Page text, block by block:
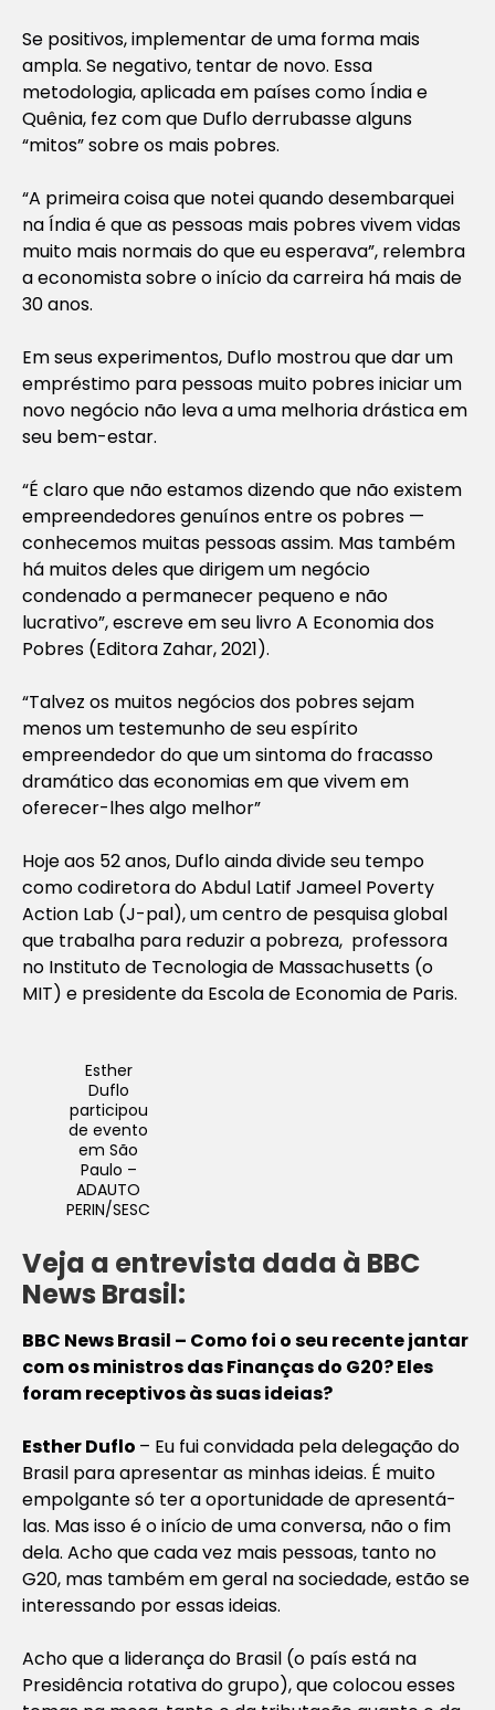
Se positivos, implementar de uma forma mais
ampla. Se negativo, tentar de novo. Essa
metodologia, aplicada em países como Índia e
Quênia, fez com que Duflo derrubasse alguns
“mitos” sobre os mais pobres.
“A primeira coisa que notei quando desembarquei
na Índia é que as pessoas mais pobres vivem vidas
muito mais normais do que eu esperava”, relembra
a economista sobre o início da carreira há mais de
30 anos.
Em seus experimentos, Duflo mostrou que dar um
empréstimo para pessoas muito pobres iniciar um
novo negócio não leva a uma melhoria drástica em
seu bem-estar.
“É claro que não estamos dizendo que não existem
empreendedores genuínos entre os pobres —
conhecemos muitas pessoas assim. Mas também
há muitos deles que dirigem um negócio
condenado a permanecer pequeno e não
lucrativo”, escreve em seu livroA Economia dos
Pobres (Editora Zahar, 2021).
“Talvez os muitos negócios dos pobres sejam
menos um testemunho de seu espírito
empreendedor do que um sintoma do fracasso
dramático das economias em que vivem em
oferecer-lhes algo melhor”
Hoje aos 52 anos, Duflo ainda divide seu tempo
como codiretora do Abdul Latif Jameel Poverty
Action Lab (J-pal), um centro de pesquisa global
que trabalha para reduzir a pobreza, ​ professora
no Instituto de Tecnologia de Massachusetts (o
MIT) e presidente da Escola de Economia de Paris.
Esther
Duflo
participou
de evento
em São
Paulo –
ADAUTO
PERIN/SESC
Veja a entrevista dada à BBC
News Brasil:
BBC News Brasil – Como foi o seu recente jantar
com os ministros das Finanças do G20? Eles
foram receptivos às suas ideias?
Esther Duflo – Eu fui convidada pela delegação do
Brasil para apresentar as minhas ideias. É muito
empolgante só ter a oportunidade de apresentá-
las. Mas isso é o início de uma conversa, não o fim
dela. Acho que cada vez mais pessoas, tanto no
G20, mas também em geral na sociedade, estão se
interessando por essas ideias.
Acho que a liderança do Brasil (o país está na
Presidência rotativa do grupo), que colocou esses